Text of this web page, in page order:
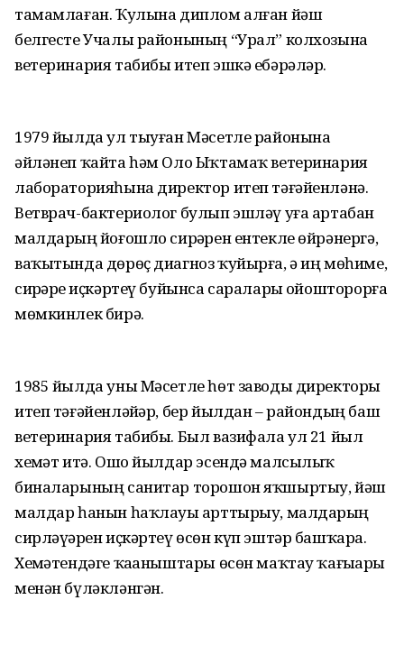
тамамлаған. Ҡулына диплом алған йәш
белгесте Учалы районының “Урал” колхозына
ветеринария табибы итеп эшкә ебәрәләр.
1979 йылда ул тыуған Мәсетле районына
әйләнеп ҡайта һәм Оло Ыҡтамаҡ ветеринария
лабораторияһына директор итеп тәғәйенләнә.
Ветврач-бактериолог булып эшләү уға артабан
малдарҙың йоғошло сирҙәрен ентекле өйрәнергә,
ваҡытында дөрөҫ диагноз ҡуйырға, ә иң мөһиме,
сирҙәрҙе иҫкәртеү буйынса сараларҙы ойошторорға
мөмкинлек бирә.
1985 йылда уны Мәсетле һөт заводы директоры
итеп тәғәйенләйҙәр, бер йылдан – райондың баш
ветеринария табибы. Был вазифала ул 21 йыл
хеҙмәт итә. Ошо йылдар эсендә малсылыҡ
биналарының санитар торошон яҡшыртыу, йәш
малдар һанын һаҡлауҙы арттырыу, малдарҙың
сирләүҙәрен иҫкәртеү өсөн күп эштәр башҡара.
Хеҙмәтендәге ҡаҙаныштары өсөн маҡтау ҡағыҙҙары
менән бүләкләнгән.